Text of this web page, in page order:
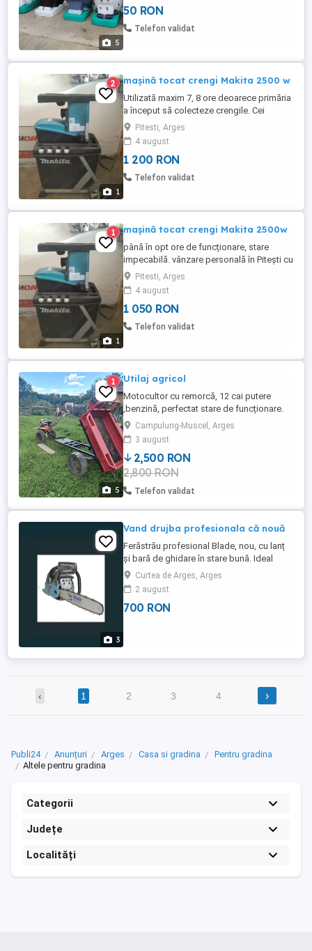
5
50 RON
Telefon validat
1
2 mașină tocat crengi Makita 2500 w
Utilizată maxim 7, 8 ore deoarece primăria
a început să colecteze crengile. Cei
interesați pot ridica produsul direct de la
proprietar din Pitești cu verificare și probe.
Pitesti, Arges
4 august
1 200 RON
Telefon validat
1
1 mașină tocat crengi Makita 2500w
până în opt ore de funcționare, stare
impecabilă. vânzare personală în Pitești cu
probă și verificare
Pitesti, Arges
4 august
1 050 RON
Telefon validat
5
1 Utilaj agricol
Motocultor cu remorcă, 12 cai putere
,benzină, perfectat stare de funcționare.
Se vinde cu plug rotativ,roți
metalice,freze.Marca Ruris.Priza de
punere.
Campulung-Muscel, Arges
3 august
2,500 RON
2,800 RON
Telefon validat
3
Vand drujba profesionala că nouă
Ferăstrău profesional Blade, nou, cu lanț
și bară de ghidare în stare bună. Ideal
pentru lucrări de tăiere și curățare a
copacilor.
Curtea de Arges, Arges
2 august
700 RON
‹ 1 2 3 4 ›
Publi24 Anunțuri Arges Casa si gradina
Pentru gradina
Altele pentru gradina
Categorii
Județe
Localități